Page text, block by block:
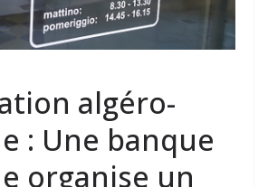
algéro-
: Une banque
organise un